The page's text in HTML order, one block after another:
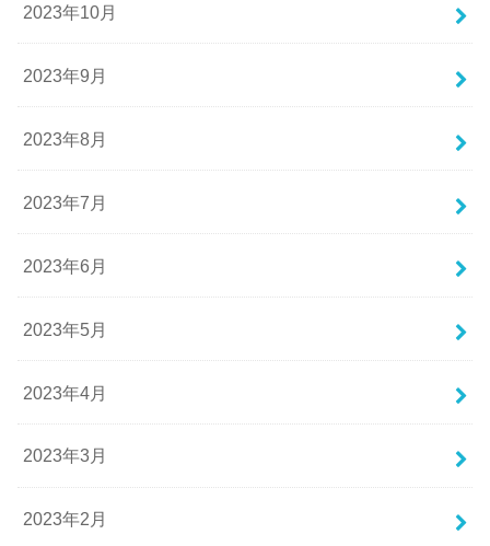
2023年10月
2023年9月
2023年8月
2023年7月
2023年6月
2023年5月
2023年4月
2023年3月
2023年2月